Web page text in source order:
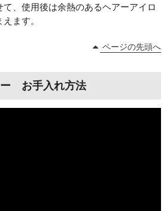
、使用後は余熱のあるヘアーアイロ
ます。
ページの先頭へ
ー お手入れ方法